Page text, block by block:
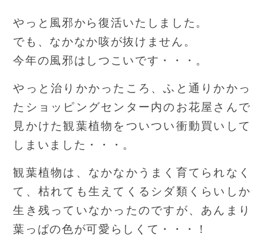
やっと風邪から復活いたしました。
でも、なかなか咳が抜けません。
今年の風邪はしつこいです・・・。
やっと治りかかったころ、ふと通りかかっ
たショッピングセンター内のお花屋さんで
見かけた観葉植物をついつい衝動買いして
しまいました・・・。
観葉植物は、なかなかうまく育てられなく
て、枯れても生えてくるシダ類くらいしか
生き残っていなかったのですが、あんまり
葉っぱの色が可愛らしくて・・・！